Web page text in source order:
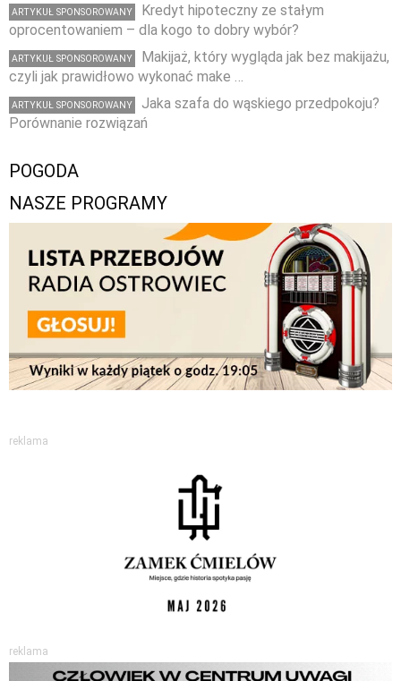
ARTYKUŁ SPONSOROWANY
Kredyt hipoteczny ze stałym
oprocentowaniem – dla kogo to dobry wybór?
ARTYKUŁ SPONSOROWANY
Makijaż, który wygląda jak bez makijażu,
czyli jak prawidłowo wykonać make …
ARTYKUŁ SPONSOROWANY
Jaka szafa do wąskiego przedpokoju?
Porównanie rozwiązań
POGODA
NASZE PROGRAMY
reklama
reklama